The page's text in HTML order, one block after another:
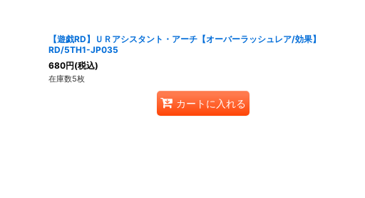
【遊戯RD】ＵＲアシスタント・アーチ【オーバーラッシュレア/効果】
RD/5TH1-JP035
680円(税込)
在庫数5枚
カートに入れる